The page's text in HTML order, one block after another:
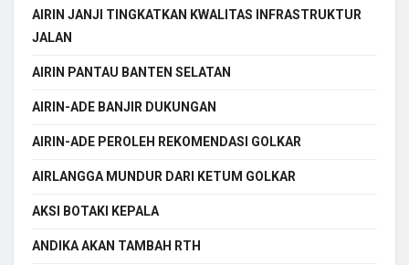
AIRIN JANJI TINGKATKAN KWALITAS INFRASTRUKTUR
JALAN
AIRIN PANTAU BANTEN SELATAN
AIRIN-ADE BANJIR DUKUNGAN
AIRIN-ADE PEROLEH REKOMENDASI GOLKAR
AIRLANGGA MUNDUR DARI KETUM GOLKAR
AKSI BOTAKI KEPALA
ANDIKA AKAN TAMBAH RTH